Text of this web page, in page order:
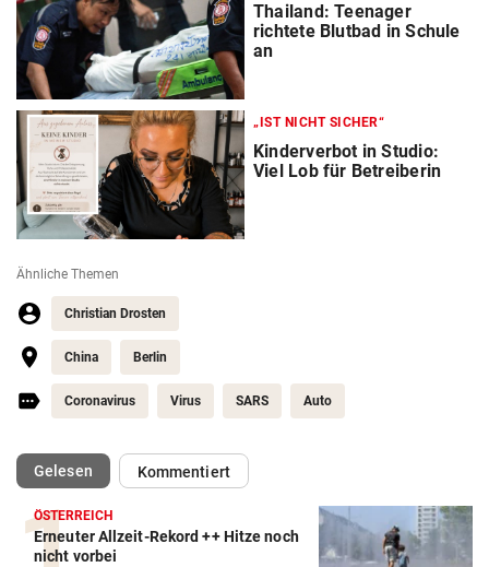
Thailand: Teenager
richtete Blutbad in Schule
an
„IST NICHT SICHER“
Kinderverbot in Studio:
Viel Lob für Betreiberin
Ähnliche Themen
Christian Drosten
China Berlin
Coronavirus Virus SARS Auto
Gelesen(ausgewählt)Kommentiert
ÖSTERREICH
Erneuter Allzeit-Rekord ++ Hitze noch
nicht vorbei